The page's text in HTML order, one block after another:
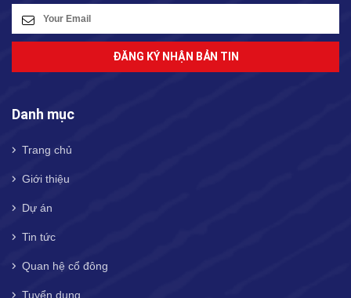
ĐĂNG KÝ NHẬN BẢN TIN
Danh mục
Trang chủ
Giới thiệu
Dự án
Tin tức
Quan hệ cổ đông
Tuyển dụng